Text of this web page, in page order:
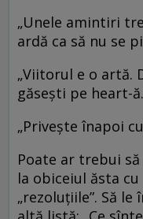
„Unele amintiri
ardă ca să nu se
„Viitorul e o artă.
găsești pe heart-
„Privește înapoi
Poate ar trebui
la obiceiul ăsta cu
„rezoluțiile”. Să le